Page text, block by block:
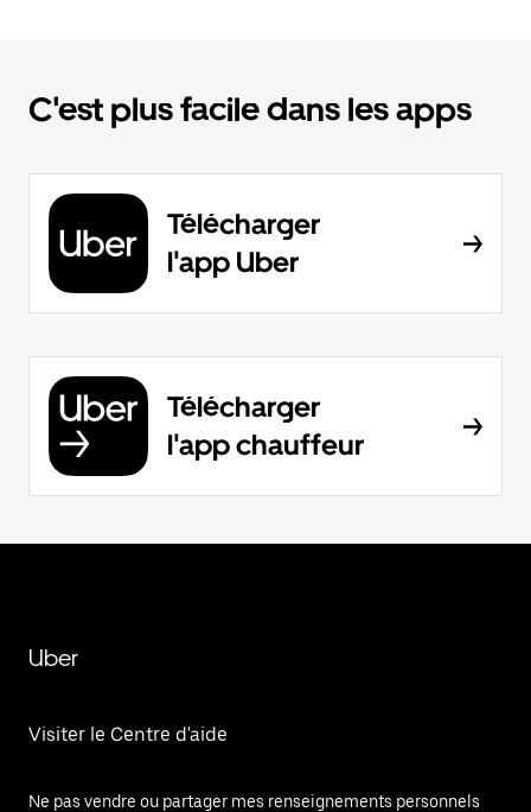
C'est plus facile dans les apps
Télécharger
l'app Uber
Télécharger
l'app chauffeur
Uber
Visiter le Centre d'aide
Ne pas vendre ou partager mes renseignements personnels